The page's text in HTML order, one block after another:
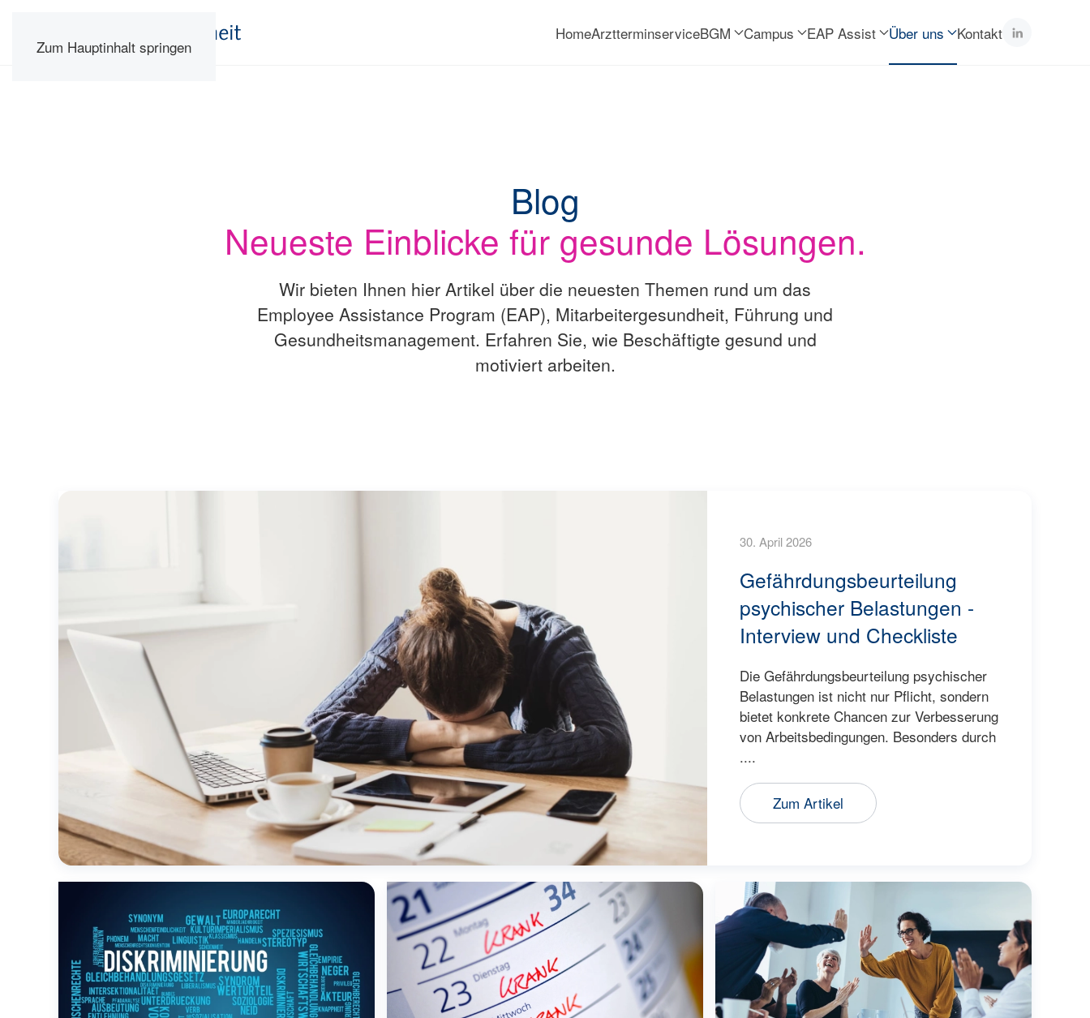
Zum Hauptinhalt springen
HomeArztterminserviceBGM Campus EAP Assist Über uns Kontakt
Blog
Neueste Einblicke für gesunde Lösungen.
Wir bieten Ihnen hier Artikel über die neuesten Themen rund um das
Employee Assistance Program (EAP), Mitarbeitergesundheit, Führung und
Gesundheitsmanagement. Erfahren Sie, wie Beschäftigte gesund und
motiviert arbeiten.
30. April 2026
Gefährdungsbeurteilung
psychischer Belastungen -
Interview und Checkliste
Die Gefährdungsbeurteilung psychischer
Belastungen ist nicht nur Pflicht, sondern
bietet konkrete Chancen zur Verbesserung
von Arbeitsbedingungen. Besonders durch
....
Zum Artikel